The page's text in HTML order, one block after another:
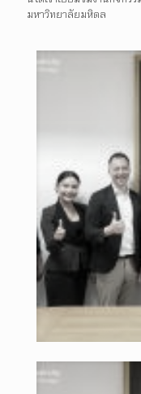
มหาวิทยาลัยมหิดล